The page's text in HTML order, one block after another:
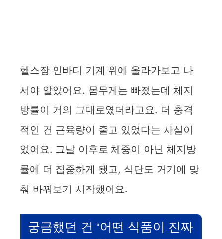
헬스장 인바디 기계 위에 올라가보고 나
서야 알았어요. 몸무게는 빠졌는데 체지
방률이 거의 그대로였더라고요. 더 충격
적인 건 근육량이 줄고 있었다는 사실이
었어요. 그날 이후로 체중이 아닌 체지방
률에 더 집중하게 됐고, 식단도 거기에 맞
춰 바꿔보기 시작했어요.
궁금했던 건 ‘어떤 식품이 진짜